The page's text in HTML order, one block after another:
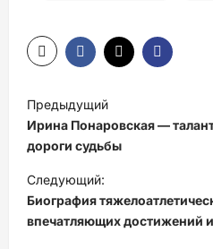
Н
а
в
и
г
а
Предыдущий
Ирина Понаровская —
дороги судьбы
Следующий:
Биография
впечатляющих достижений и